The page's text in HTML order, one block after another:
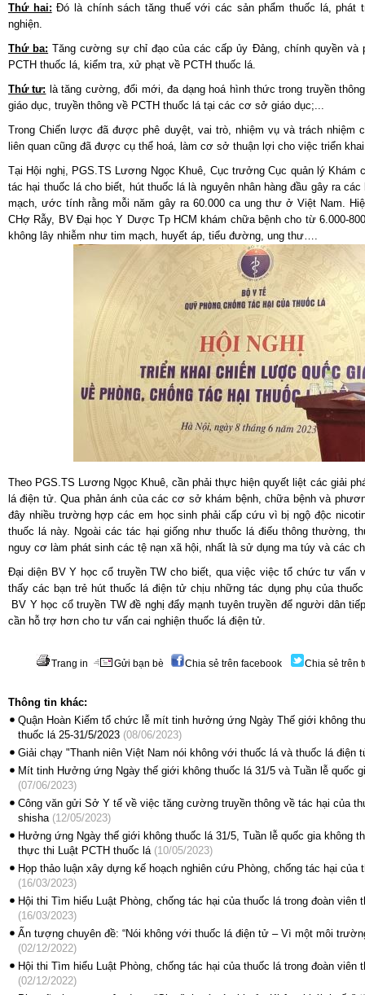
Thứ hai: Đó là chính sách tăng thuế với các sản phẩm thuốc lá,
nghiện.
Thứ ba: Tăng cường sự chỉ đạo của các cấp ủy Đảng, chính quyền và
PCTH thuốc lá, kiểm tra, xử phạt về PCTH thuốc lá.
Thứ tư: là tăng cường, đổi mới, đa dạng hoá hình thức trong truyền
giáo dục, truyền thông về PCTH thuốc lá tại các cơ sở giáo dục;...
Trong Chiến lược đã được phê duyệt, vai trò, nhiệm vụ và trách nhiệm
liên quan cũng đã được cụ thể hoá, làm cơ sở thuận lợi cho việc triển
Tại Hội nghị, PGS.TS Lương Ngọc Khuê, Cục trưởng Cục quản lý Khám
tác hại thuốc lá cho biết, hút thuốc lá là nguyên nhân hàng đầu gây ra
mạch, ước tính rằng mỗi năm gây ra 60.000 ca ung thư ở Việt Nam.
CHợ Rẫy, BV Đại học Y Dược Tp HCM khám chữa bệnh cho từ 6.000-
không lây nhiễm như tim mạch, huyết áp, tiểu đường, ung thư….
Theo PGS.TS Lương Ngọc Khuê, cần phải thực hiện quyết liệt các giải
lá điện tử. Qua phản ánh của các cơ sở khám bệnh, chữa bệnh và
đây nhiều trường hợp các em học sinh phải cấp cứu vì bị ngộ độc
thuốc lá này. Ngoài các tác hại giống như thuốc lá điếu thông thường,
nguy cơ làm phát sinh các tệ nạn xã hội, nhất là sử dụng ma túy và các
Đại diện BV Y học cổ truyền TW cho biết, qua việc việc tổ chức tư vấn
thấy các bạn trẻ hút thuốc lá điện tử chịu những tác dụng phụ của
BV Y học cổ truyền TW đề nghị đẩy mạnh tuyên truyền để người dân
cần hỗ trợ hơn cho tư vấn cai nghiện thuốc lá điện tử.
Trang in Gửi bạn bè Chia sẻ trên facebook Chia sẻ trên
Thông tin khác:
Quận Hoàn Kiếm tổ chức lễ mít tinh hưởng ứng Ngày Thế giới không
thuốc lá 25-31/5/2023 (08/06/2023)
Giải chạy "Thanh niên Việt Nam nói không với thuốc lá và thuốc lá điện
Mít tinh Hưởng ứng Ngày thế giới không thuốc lá 31/5 và Tuần lễ quốc
(07/06/2023)
Công văn gửi Sở Y tế về việc tăng cường truyền thông về tác hại của
shisha (12/05/2023)
Hưởng ứng Ngày thế giới không thuốc lá 31/5, Tuần lễ quốc gia không
thực thi Luật PCTH thuốc lá (10/05/2023)
Họp thảo luận xây dựng kế hoạch nghiên cứu Phòng, chống tác hại của
(16/03/2023)
Hội thi Tìm hiểu Luật Phòng, chống tác hại của thuốc lá trong đoàn viên
(16/03/2023)
Ấn tượng chuyên đề: “Nói không với thuốc lá điện tử – Vì một môi
(02/12/2022)
Hội thi Tìm hiểu Luật Phòng, chống tác hại của thuốc lá trong đoàn viên
(02/12/2022)